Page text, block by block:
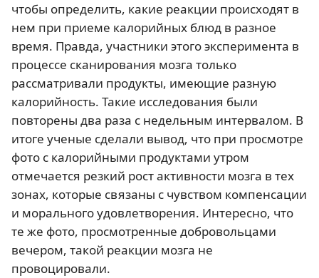
чтобы определить, какие реакции происходят в
нем при приеме калорийных блюд в разное
время. Правда, участники этого эксперимента в
процессе сканирования мозга только
рассматривали продукты, имеющие разную
калорийность. Такие исследования были
повторены два раза с недельным интервалом. В
итоге ученые сделали вывод, что при просмотре
фото с калорийными продуктами утром
отмечается резкий рост активности мозга в тех
зонах, которые связаны с чувством компенсации
и морального удовлетворения. Интересно, что
те же фото, просмотренные добровольцами
вечером, такой реакции мозга не
провоцировали.